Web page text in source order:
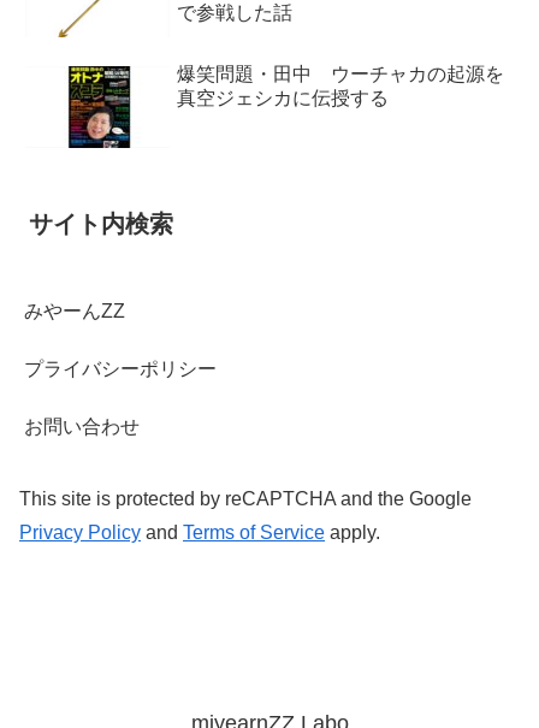
で参戦した話
爆笑問題・田中 ウーチャカの起源を
真空ジェシカに伝授する
サイト内検索
みやーんZZ
プライバシーポリシー
お問い合わせ
This site is protected by reCAPTCHA and the Google
Privacy Policy and Terms of Service apply.
miyearnZZ Labo